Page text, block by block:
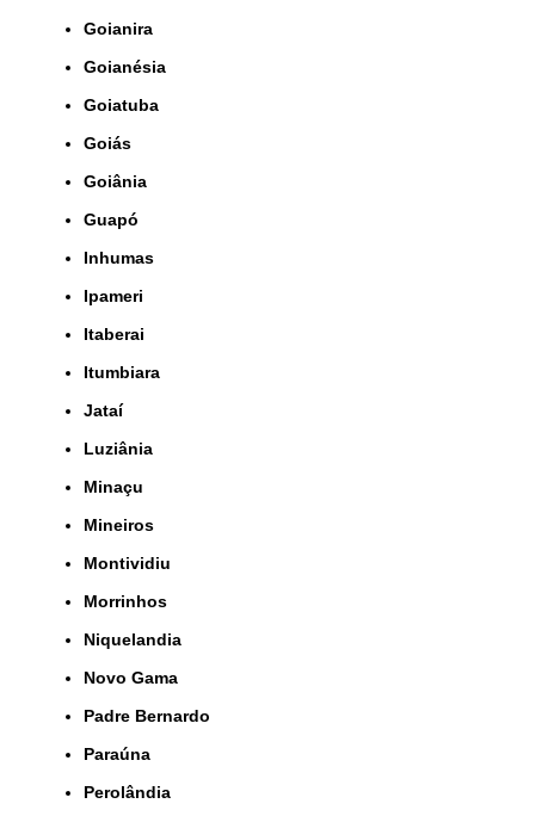
Goianira
Goianésia
Goiatuba
Goiás
Goiânia
Guapó
Inhumas
Ipameri
Itaberai
Itumbiara
Jataí
Luziânia
Minaçu
Mineiros
Montividiu
Morrinhos
Niquelandia
Novo Gama
Padre Bernardo
Paraúna
Perolândia